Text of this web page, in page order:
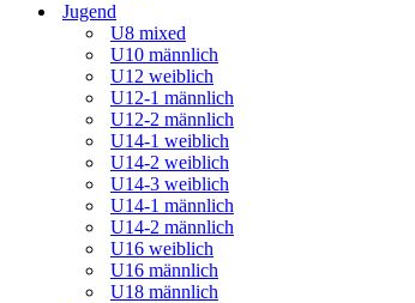
Jugend
U8 mixed
U10 männlich
U12 weiblich
U12-1 männlich
U12-2 männlich
U14-1 weiblich
U14-2 weiblich
U14-3 weiblich
U14-1 männlich
U14-2 männlich
U16 weiblich
U16 männlich
U18 männlich